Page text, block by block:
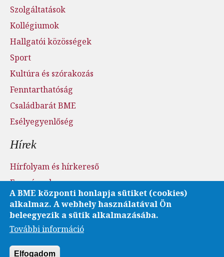
Szolgáltatások
Kollégiumok
Hallgatói közösségek
Sport
Kultúra és szórakozás
Fenntarthatóság
Családbarát BME
Esélyegyenlőség
Hírek
Hírfolyam és hírkereső
Események
Sajtószoba - sajtófigyelés
Karrier és pályázatok
Fotó- és videótár
A BME központi honlapja sütiket (cookies)
alkalmaz. A webhely használatával Ön
beleegyezik a sütik alkalmazásába.
További információ
Elfogadom